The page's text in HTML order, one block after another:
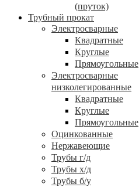
(пруток)
Трубный прокат
Электросварные
Квадратные
Круглые
Прямоугольные
Электросварные
низколегированные
Квадратные
Круглые
Прямоугольные
Оцинкованные
Нержавеющие
Трубы г/д
Трубы х/д
Трубы б/у